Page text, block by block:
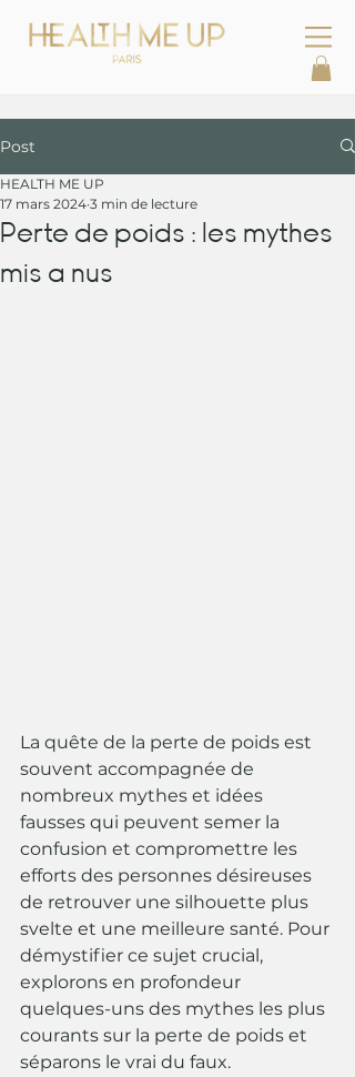
Post
Perte de poids : les mythes
mis a nus
HEALTH ME UP
17 mars 2024 3 min de lecture
La quête de la perte de poids est
souvent accompagnée de
nombreux mythes et idées
fausses qui peuvent semer la
confusion et compromettre les
efforts des personnes désireuses
de retrouver une silhouette plus
svelte et une meilleure santé. Pour
démystifier ce sujet crucial,
explorons en profondeur
quelques-uns des mythes les plus
courants sur la perte de poids et
séparons le vrai du faux.